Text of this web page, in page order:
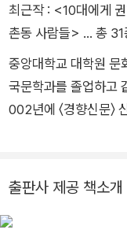
최근작 : <10대에게
촌동 사람들> … 총 31
중앙대학교 대학원 문
국문학과를 졸업하고
002년에 〈경향신문〉
사람들과 나누기 위해
간직하고 있다. 지은 책
출판사 제공 책소개